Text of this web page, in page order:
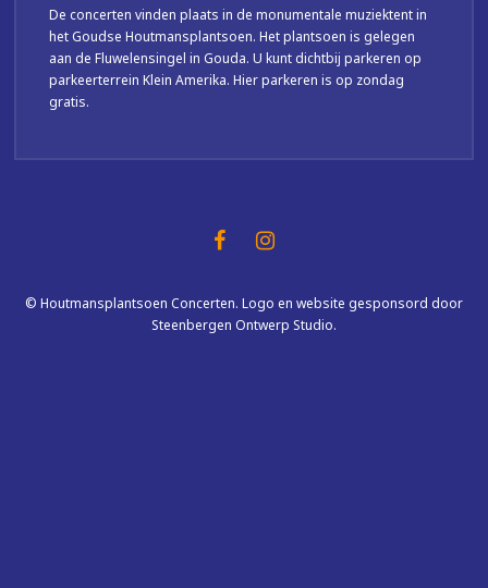
De concerten vinden plaats in de monumentale muziektent in
het Goudse Houtmansplantsoen. Het plantsoen is gelegen
aan de Fluwelensingel in Gouda. U kunt dichtbij parkeren op
parkeerterrein Klein Amerika. Hier parkeren is op zondag
gratis.
© Houtmansplantsoen Concerten. Logo en website gesponsord door
Steenbergen Ontwerp Studio.